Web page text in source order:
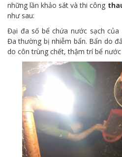
những lần khảo sát và thi công
như sau:
Đại đa số bể chứa nước sạch
Đa thường bị nhiễm bẩn. Bẩn do
do côn trùng chết, thậm trí bể